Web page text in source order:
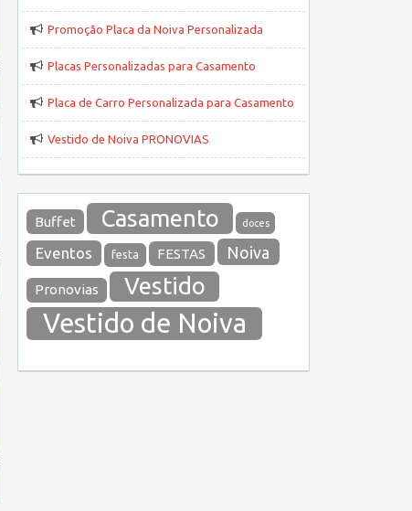
Promoção Placa da Noiva Personalizada
Placas Personalizadas para Casamento
Placa de Carro Personalizada para Casamento
Vestido de Noiva PRONOVIAS
Buffet Casamento doces
Eventos festa FESTAS Noiva
Pronovias Vestido
Vestido de Noiva